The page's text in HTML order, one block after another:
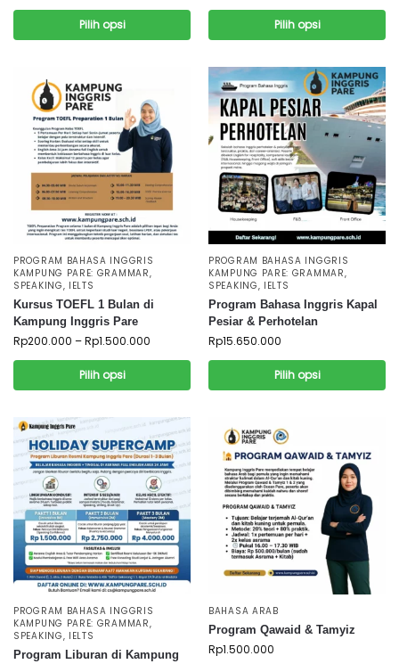
Pilih opsi Pilih opsi
PROGRAM BAHASA INGGRIS
KAMPUNG PARE: GRAMMAR,
SPEAKING, IELTS
Kursus TOEFL 1 Bulan di
Kampung Inggris Pare
Rp200.000 –Rp1.500.000
Pilih opsi
PROGRAM BAHASA INGGRIS
KAMPUNG PARE: GRAMMAR,
SPEAKING, IELTS
Program Bahasa Inggris Kapal
Pesiar & Perhotelan
Rp15.650.000
Pilih opsi
PROGRAM BAHASA INGGRIS
KAMPUNG PARE: GRAMMAR,
SPEAKING, IELTS
Program Liburan di Kampung
BAHASA ARAB
Program Qawaid & Tamyiz
Rp1.500.000